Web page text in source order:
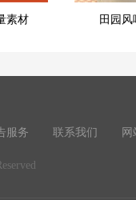
素材 田园
服务 联系我们 网